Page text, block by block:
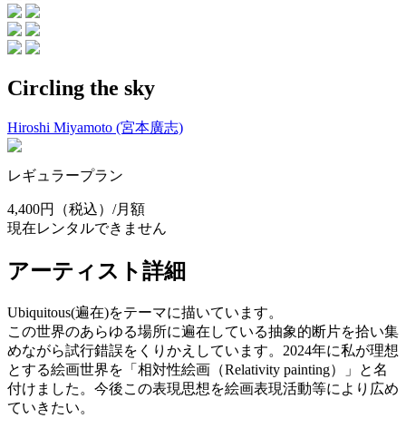
Circling the sky
Hiroshi Miyamoto (宮本廣志)
レギュラープラン
4,400円
（税込）/月額
現在レンタルできません
アーティスト詳細
Ubiquitous(遍在)をテーマに描いています。
この世界のあらゆる場所に遍在している抽象的断片を拾い集
めながら試行錯誤をくりかえしています。2024年に私が理想
とする絵画世界を「相対性絵画（Relativity painting）」と名
付けました。今後この表現思想を絵画表現活動等により広め
ていきたい。